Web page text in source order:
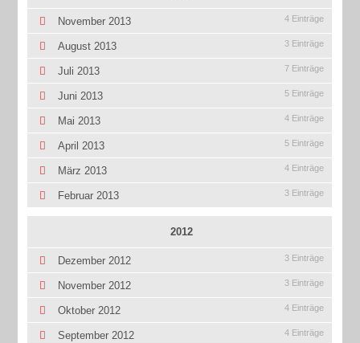
November 2013 4 Einträge
August 2013 3 Einträge
Juli 2013 7 Einträge
Juni 2013 5 Einträge
Mai 2013 4 Einträge
April 2013 5 Einträge
März 2013 4 Einträge
Februar 2013 3 Einträge
2012
Dezember 2012 3 Einträge
November 2012 3 Einträge
Oktober 2012 4 Einträge
September 2012 4 Einträge